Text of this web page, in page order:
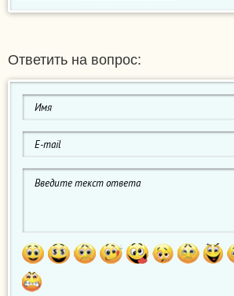
Ответить на вопрос: